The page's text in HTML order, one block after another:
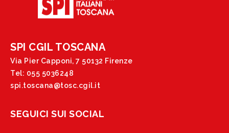
SPI CGIL TOSCANA
Via Pier Capponi, 7 50132 Firenze
Tel: 055 5036248
spi.toscana@tosc.cgil.it
SEGUICI SUI SOCIAL